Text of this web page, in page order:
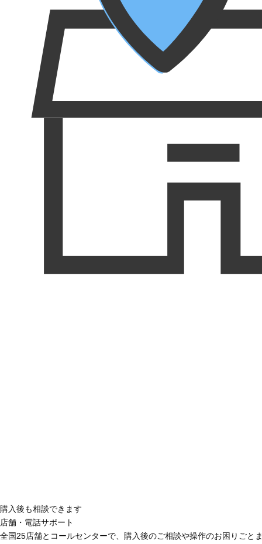
購入後も相談できます
店舗・電話サポート
全国25店舗とコールセンターで、購入後のご相談や操作のお困りごと